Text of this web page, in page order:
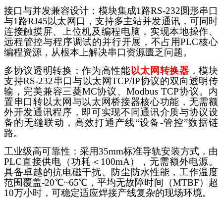
接口与并发兼容设计：模块集成1路RS-232圆形串口
与1路RJ45以太网口，支持多主站并发通讯，可同时
连接触摸屏、上位机及编程电脑，实现本地操作、
远程管控与程序调试的并行开展，不占用PLC核心
编程资源，从根本上解决串口资源匮乏问题。
多协议透明转换：作为高性能 以太网转换器 ，模块
支持RS-232串口与以太网TCP/IP协议的双向透明传
输，完美兼容三菱MC协议、Modbus TCP协议。内
置串口转以太网与以太网桥接器核心功能，无需额
外开发通讯程序，即可实现不同通讯介质与协议设
备的无缝联动，高效打通产线“设备-管控”数据链
路。
工业级高可靠性：采用35mm标准导轨安装方式，由
PLC直接供电（功耗＜100mA），无需额外电源。
具备卓越的抗电磁干扰、防尘防水性能，工作温度
范围覆盖-20℃~65℃，平均无故障时间（MTBF）超
10万小时，可稳定适应焊接产线复杂的现场环境。